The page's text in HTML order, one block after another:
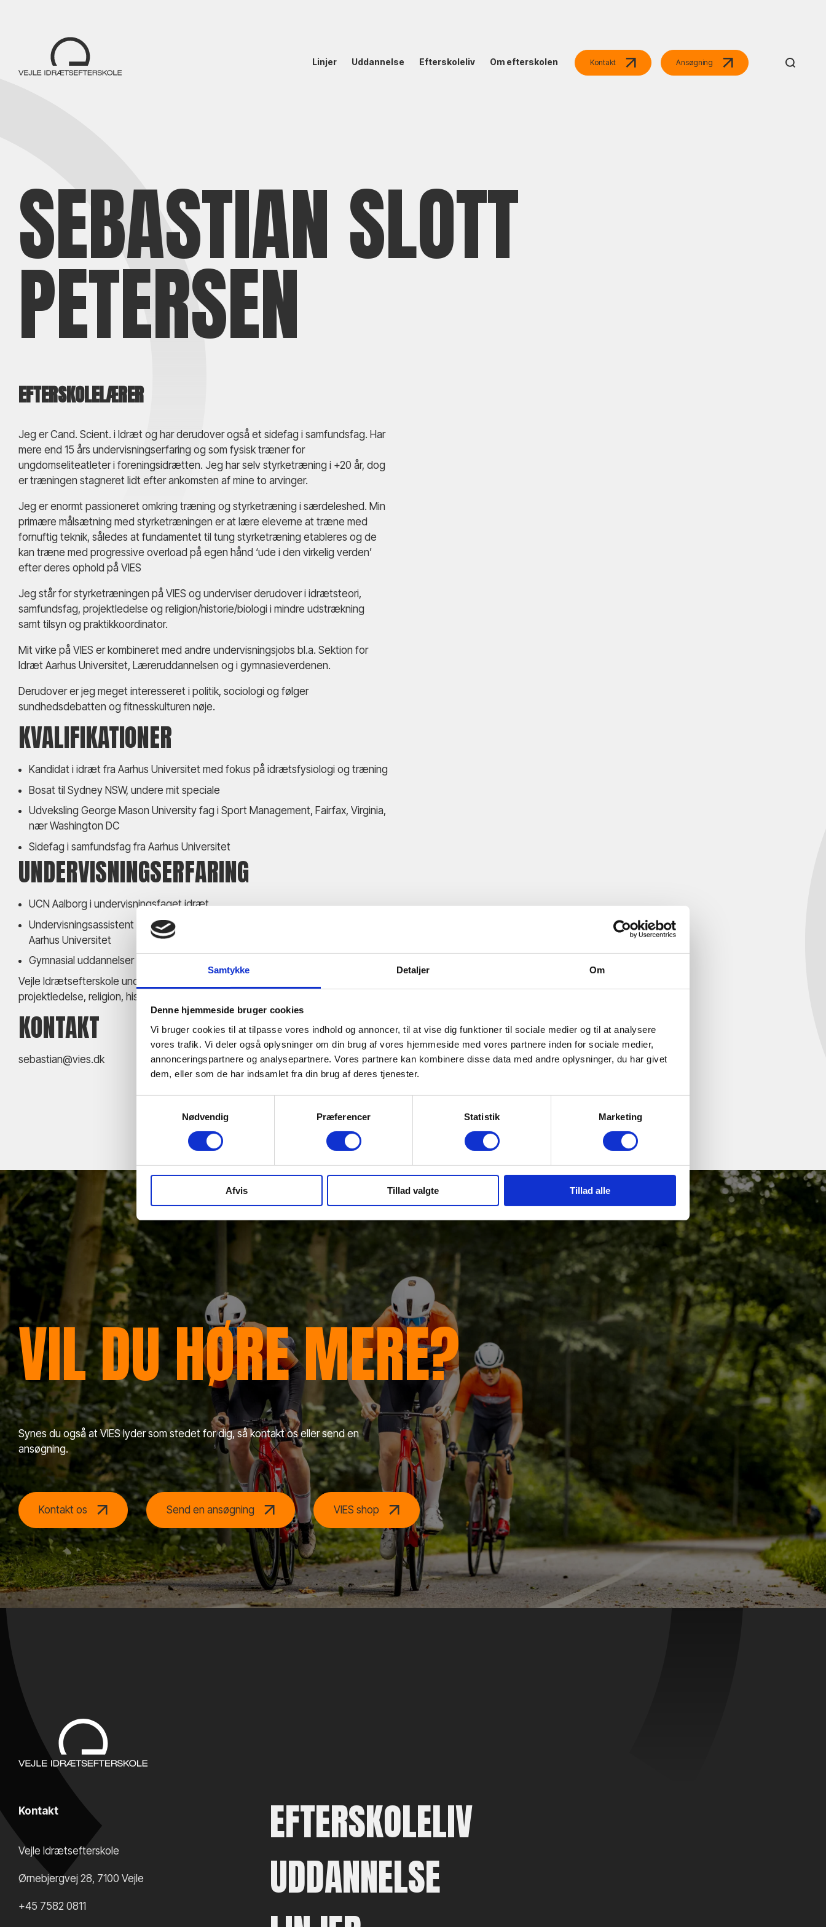
Samtykke Detaljer Om
Denne hjemmeside bruger cookies
Vi bruger cookies til at tilpasse vores indhold og annoncer, til at vise dig funktioner til sociale medier og til at analysere
vores trafik. Vi deler også oplysninger om din brug af vores hjemmeside med vores partnere inden for sociale medier,
annonceringspartnere og analysepartnere. Vores partnere kan kombinere disse data med andre oplysninger, du har givet
dem, eller som de har indsamlet fra din brug af deres tjenester.
Nødvendig
Præferencer Statistik Marketing
Afvis Tillad valgte Tillad alle
Linjer Uddannelse Efterskoleliv Om efterskolen Kontakt Ansøgning
SEBASTIAN SLOTT
PETERSEN
EFTERSKOLELÆRER
Jeg er Cand. Scient. i Idræt og har derudover også et sidefag i samfundsfag. Har
mere end 15 års undervisningserfaring og som fysisk træner for
ungdomseliteatleter i foreningsidrætten. Jeg har selv styrketræning i +20 år, dog
er træningen stagneret lidt efter ankomsten af mine to arvinger.
Jeg er enormt passioneret omkring træning og styrketræning i særdeleshed. Min
primære målsætning med styrketræningen er at lære eleverne at træne med
fornuftig teknik, således at fundamentet til tung styrketræning etableres og de
kan træne med progressive overload på egen hånd ‘ude i den virkelig verden’
efter deres ophold på VIES
Jeg står for styrketræningen på VIES og underviser derudover i idrætsteori,
samfundsfag, projektledelse og religion/historie/biologi i mindre udstrækning
samt tilsyn og praktikkoordinator.
Mit virke på VIES er kombineret med andre undervisningsjobs bl.a. Sektion for
Idræt Aarhus Universitet, Læreruddannelsen og i gymnasieverdenen.
Derudover er jeg meget interesseret i politik, sociologi og følger
sundhedsdebatten og fitnesskulturen nøje.
KVALIFIKATIONER
Kandidat i idræt fra Aarhus Universitet med fokus på idrætsfysiologi og træning
Bosat til Sydney NSW, undere mit speciale
Udveksling George Mason University fag i Sport Management, Fairfax, Virginia,
nær Washington DC
Sidefag i samfundsfag fra Aarhus Universitet
UNDERVISNINGSERFARING
UCN Aalborg i undervisningsfaget idræt
Undervisningsassistent i Boldspil og Boldbasis på Idrætsuddannelsen ved
Aarhus Universitet
Gymnasial uddannelser STX og HF i idræt og samfundsfag.
Vejle Idrætsefterskole underviser i fysisk træning, idrætsteori, samfundsfag,
projektledelse, religion, historie og biologi.
KONTAKT
sebastian@vies.dk
VIL DU HØRE MERE?
Synes du også at VIES lyder som stedet for dig, så kontakt os eller send en
ansøgning.
Kontakt os Send en ansøgning VIES shop
Kontakt
Vejle Idrætsefterskole
Ørnebjergvej 28, 7100 Vejle
+45 7582 0811
EFTERSKOLELIV
UDDANNELSE